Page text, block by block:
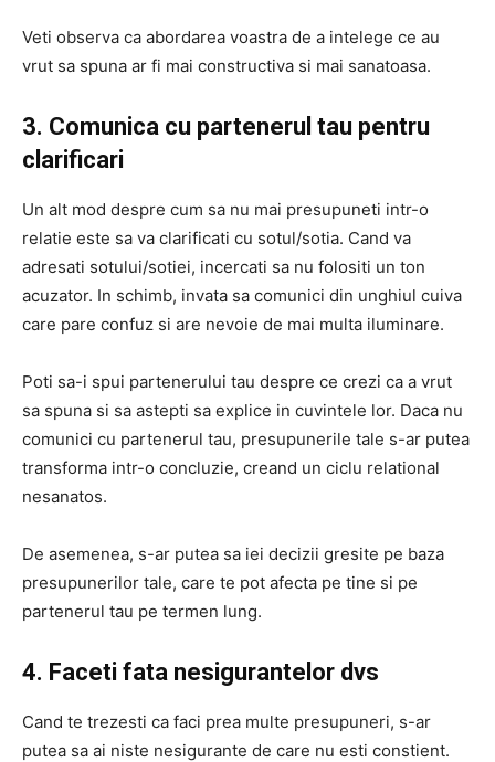
Veti observa ca abordarea voastra de a intelege ce au
vrut sa spuna ar fi mai constructiva si mai sanatoasa.
3. Comunica cu partenerul tau pentru
clarificari
Un alt mod despre cum sa nu mai presupuneti intr-o
relatie este sa va clarificati cu sotul/sotia. Cand va
adresati sotului/sotiei, incercati sa nu folositi un ton
acuzator. In schimb, invata sa comunici din unghiul cuiva
care pare confuz si are nevoie de mai multa iluminare.
Poti sa-i spui partenerului tau despre ce crezi ca a vrut
sa spuna si sa astepti sa explice in cuvintele lor. Daca nu
comunici cu partenerul tau, presupunerile tale s-ar putea
transforma intr-o concluzie, creand un ciclu relational
nesanatos.
De asemenea, s-ar putea sa iei decizii gresite pe baza
presupunerilor tale, care te pot afecta pe tine si pe
partenerul tau pe termen lung.
4. Faceti fata nesigurantelor dvs
Cand te trezesti ca faci prea multe presupuneri, s-ar
putea sa ai niste nesigurante de care nu esti constient.